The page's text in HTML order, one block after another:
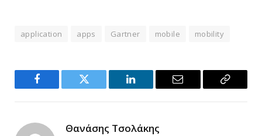
application apps Gartner mobile mobility
Facebook Twitter LinkedIn Email
Copy
Θανάσης Τσολάκης